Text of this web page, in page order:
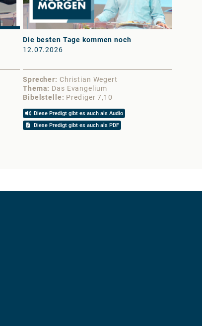
Die besten Tage kommen noch
12.07.2026
Sprecher
Christian Wegert
Thema
Das Evangelium
Bibelstelle
Prediger 7,10
Diese Predigt gibt es auch als Audio
Diese Predigt gibt es auch als PDF